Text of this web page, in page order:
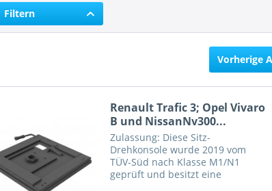
Filtern
Vorherige
Renault Trafic 3; Opel Vivaro
B und NissanNv300...
Zulassung: Diese Sitz-
Drehkonsole wurde 2019 vom
TÜV-Süd nach Klasse M1/N1
geprüft und besitzt eine